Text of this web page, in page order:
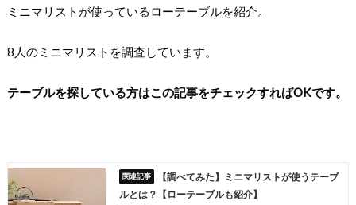
ミニマリストが使っているローテーブルを紹介。
8人のミニマリストを調査しています。
テーブルを探している方はこの記事をチェックすればOKです。
【調べてみた】ミニマリストが使うテーブ
ルとは？【ローテーブルも紹介】